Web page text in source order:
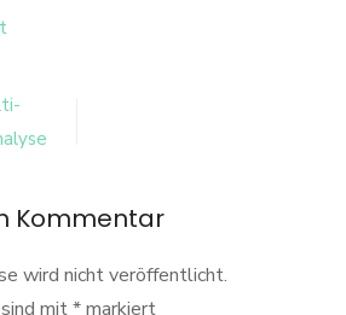
on
Kommentar
wird nicht veröffentlicht.
mit*markiert